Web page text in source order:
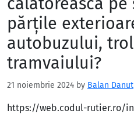
părţile
autobuzului,
tramvaiului?
21 noiembrie 2024 by Balan Danut
https://web.codul-rutier.ro/